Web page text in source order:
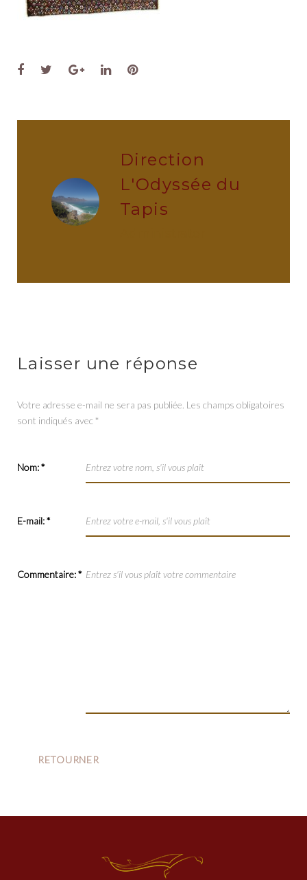
Facebook
TwitterGoogle+
LinkedInPinterest
Direction
L'Odyssée du
Tapis
Laisser une réponse
Votre adresse e-mail ne sera pas publiée. Les champs obligatoires
sont indiqués avec *
Nom:*
E-mail:*
Commentaire:*